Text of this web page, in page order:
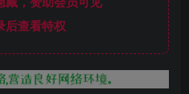
查看特权